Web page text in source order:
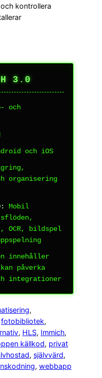
kontrollera
3.0
och
och iOS
organisering
Mobil
bildspel
innehåller
påverka
integrationer
fotobibliotek
, HLS, Immich
källkod, privat
, självvärd
, webbapp